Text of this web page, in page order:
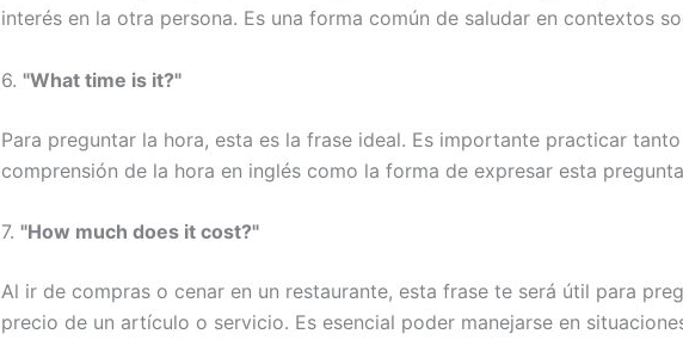
interés en la otra persona. Es una forma común de saludar en contextos
6. "What time is it?"
Para preguntar la hora, esta es la frase ideal. Es importante practicar
comprensión de la hora en inglés como la forma de expresar esta
7. "How much does it cost?"
Al ir de compras o cenar en un restaurante, esta frase te será útil para
precio de un artículo o servicio. Es esencial poder manejarse en